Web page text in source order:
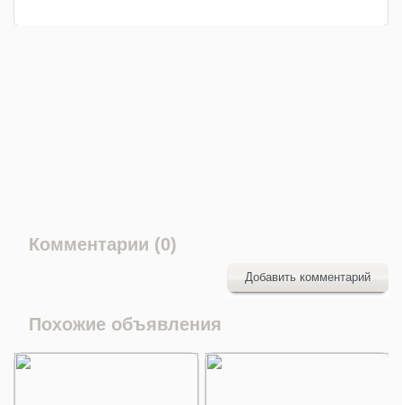
Комментарии (0)
Добавить комментарий
Похожие объявления